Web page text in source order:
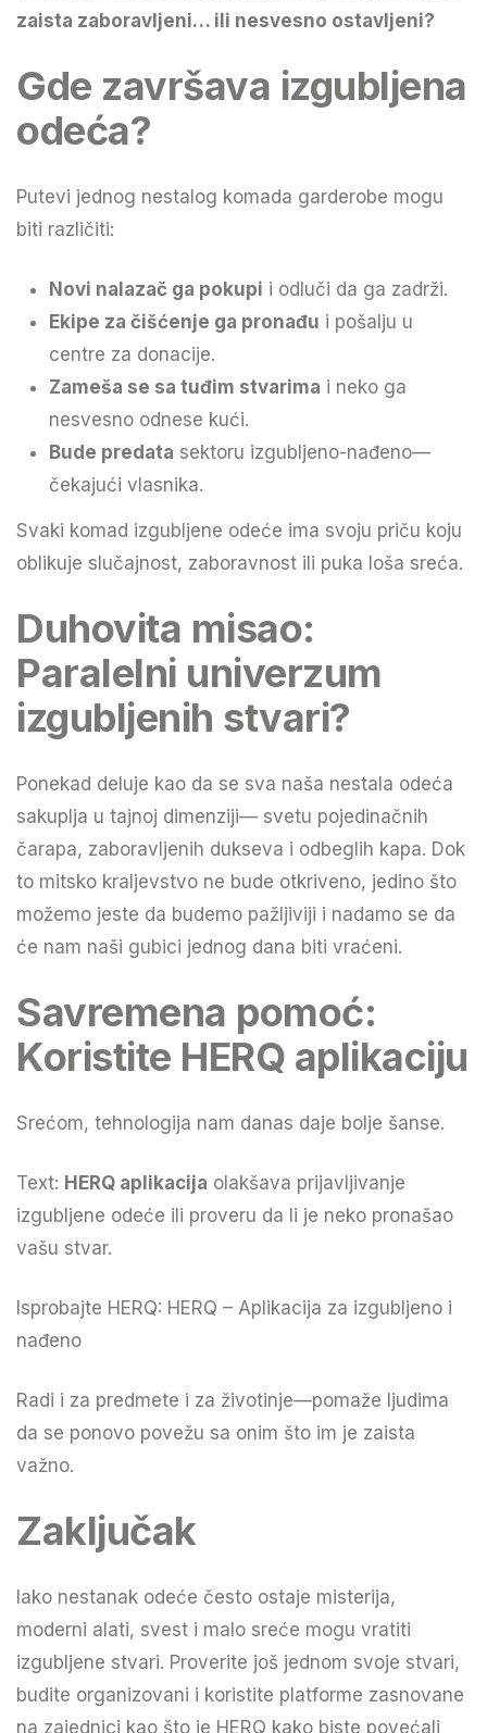
zaista zaboravljeni… ili nesvesno ostavljeni?
Gde završava izgubljena
odeća?
Putevi jednog nestalog komada garderobe mogu
biti različiti:
Novi nalazač ga pokupi i odluči da ga zadrži.
Ekipe za čišćenje ga pronađu i pošalju u
centre za donacije.
Zameša se sa tuđim stvarima i neko ga
nesvesno odnese kući.
Bude predata sektoru izgubljeno-nađeno—
čekajući vlasnika.
Svaki komad izgubljene odeće ima svoju priču koju
oblikuje slučajnost, zaboravnost ili puka loša sreća.
Duhovita misao:
Paralelni univerzum
izgubljenih stvari?
Ponekad deluje kao da se sva naša nestala odeća
sakuplja u tajnoj dimenziji— svetu pojedinačnih
čarapa, zaboravljenih dukseva i odbeglih kapa. Dok
to mitsko kraljevstvo ne bude otkriveno, jedino što
možemo jeste da budemo pažljiviji i nadamo se da
će nam naši gubici jednog dana biti vraćeni.
Savremena pomoć:
Koristite HERQ aplikaciju
Srećom, tehnologija nam danas daje bolje šanse.
Text: HERQ aplikacija olakšava prijavljivanje
izgubljene odeće ili proveru da li je neko pronašao
vašu stvar.
Isprobajte HERQ: HERQ – Aplikacija za izgubljeno i
nađeno
Radi i za predmete i za životinje—pomaže ljudima
da se ponovo povežu sa onim što im je zaista
važno.
Zaključak
Iako nestanak odeće često ostaje misterija,
moderni alati, svest i malo sreće mogu vratiti
izgubljene stvari. Proverite još jednom svoje stvari,
budite organizovani i koristite platforme zasnovane
na zajednici kao što je HERQ kako biste povećali